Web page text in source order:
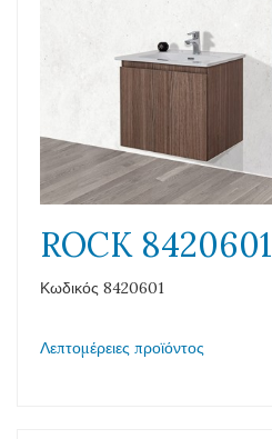
ROCK 8420601
Κωδικός 8420601
Λεπτομέρειες προϊόντος